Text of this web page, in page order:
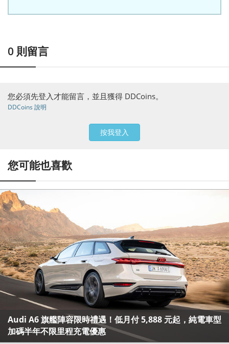
0 則留言
您必須先登入才能留言，並且獲得 DDCoins。
DDCoins 說明
按我登入
您可能也喜歡
Audi A6 旗艦陣容限時禮遇！低月付 5,888 元起，純電車型
加碼半年不限里程充電優惠